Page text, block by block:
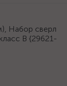
Набор сверл
В {29621-